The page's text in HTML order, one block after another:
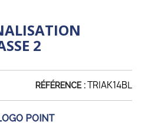
2
RÉFÉRENCE :TRIAK14BL
POINT